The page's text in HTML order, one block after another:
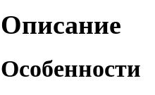
Описание
Особенности